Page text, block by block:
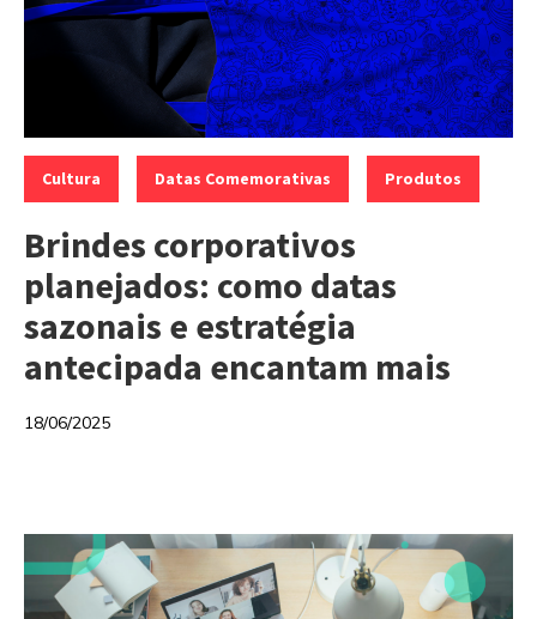
Categorias:
Cultura Datas Comemorativas Produtos
Brindes corporativos
planejados: como datas
sazonais e estratégia
antecipada encantam mais
18/06/2025